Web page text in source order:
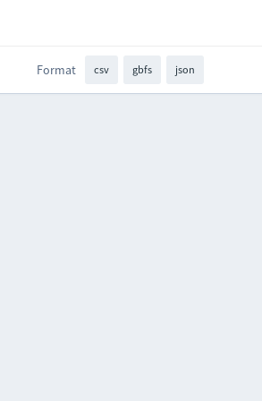
Format csv gbfs json